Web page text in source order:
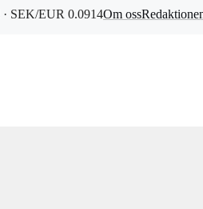
SEK/EUR 0.0914Om oss